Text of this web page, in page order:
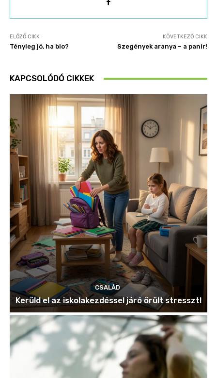
ELŐZŐ CIKK
Tényleg jó, ha bio?
KÖVETKEZŐ CIKK
Szegények aranya – a panír!
KAPCSOLÓDÓ CIKKEK
CSALÁD
Kerüld el az iskolakezdéssel járó őrült stresszt!